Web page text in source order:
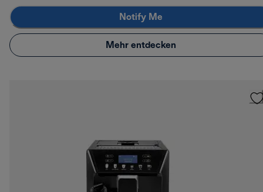
Notify Me
Mehr entdecken